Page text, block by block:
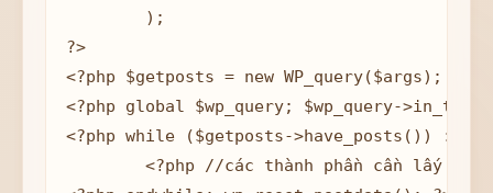
?>
<?php $getposts = new WP_query($args); ?>
<?php global $wp_query; $wp_query-
<?php while ($getposts->have_posts()) :